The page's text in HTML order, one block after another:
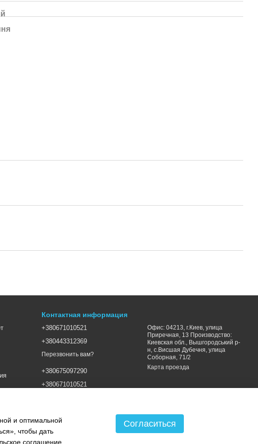
Контактная информация
+380671010521
+380443312369
Перезвонить вам?
+380675097290
+380671010521
Офис: 04213, г.Киев, улица
Приречная, 13 Производство:
Киевская обл., Вышгородський р-
н, с.Висшая Дубечня, улица
Соборная, 71/2
Карта проезда
и оптимальной
чтобы дать
соглашение
Согласиться